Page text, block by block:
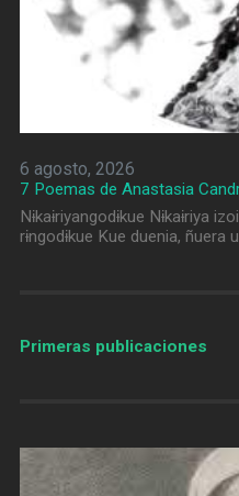
6 agosto, 2026
7 Poemas de Anastasia
Nɨkaɨriyangodɨkue Nɨkaɨriya
rɨngodɨkue Kue duenia, ñuera
Primeras publicaciones